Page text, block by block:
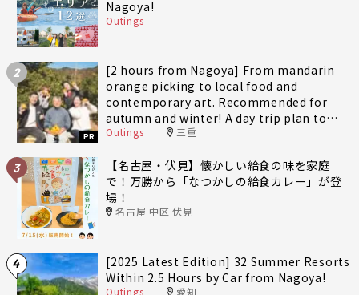
Nagoya!
Outings
2
PR
[2 hours from Nagoya] From mandarin
orange picking to local food and
contemporary art. Recommended for
autumn and winter! A day trip plan to
fully enjoy Minami-Ise Town
Outings 三重
3
【名古屋・伏見】懐かしい給食の味を家庭
で！万勝から「なつかしの給食カレー」が登
場！
名古屋 中区 伏見
4
[2025 Latest Edition] 32 Summer Resorts
Within 2.5 Hours by Car from Nagoya!
Outings 愛知